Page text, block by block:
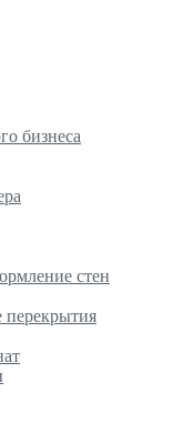
бизнеса
стен
перекрытия